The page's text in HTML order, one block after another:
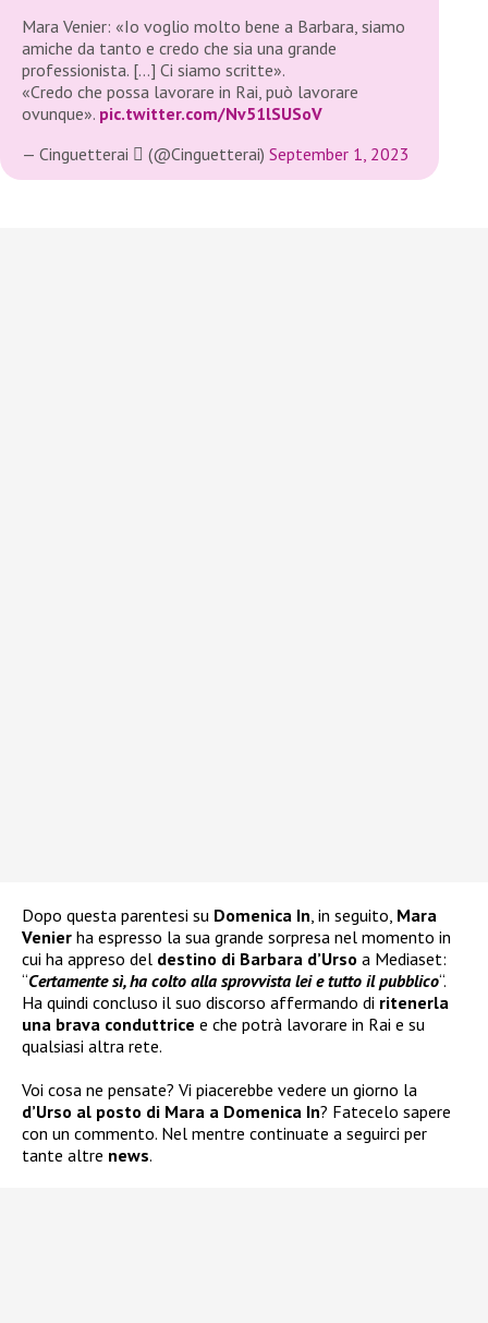
Mara Venier: «Io voglio molto bene a Barbara, siamo
amiche da tanto e credo che sia una grande
professionista. […] Ci siamo scritte».
«Credo che possa lavorare in Rai, può lavorare
ovunque». pic.twitter.com/Nv51lSUSoV
— Cinguetterai  (@Cinguetterai) September 1, 2023
Dopo questa parentesi su Domenica In, in seguito, Mara
Venier ha espresso la sua grande sorpresa nel momento in
cui ha appreso del destino di Barbara d’Urso a Mediaset:
“Certamente sì, ha colto alla sprovvista lei e tutto il pubblico“.
Ha quindi concluso il suo discorso affermando di ritenerla
una brava conduttrice e che potrà lavorare in Rai e su
qualsiasi altra rete.
Voi cosa ne pensate? Vi piacerebbe vedere un giorno la
d’Urso al posto di Mara a Domenica In? Fatecelo sapere
con un commento. Nel mentre continuate a seguirci per
tante altre news.